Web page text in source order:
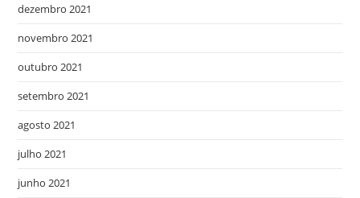
dezembro 2021
novembro 2021
outubro 2021
setembro 2021
agosto 2021
julho 2021
junho 2021